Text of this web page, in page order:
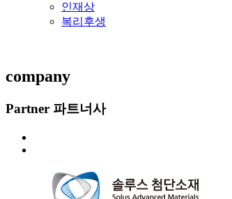
인재상
복리후생
company
Partner 파트너사